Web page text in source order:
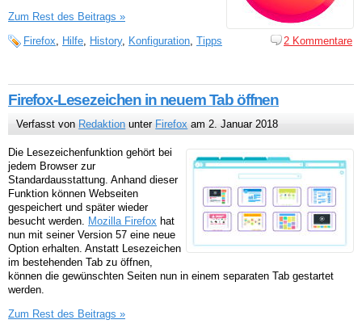
Zum Rest des Beitrags »
Firefox, Hilfe, History, Konfiguration, Tipps 2 Kommentare
Firefox-Lesezeichen in neuem Tab öffnen
Verfasst von Redaktion unter Firefox am 2. Januar 2018
Die Lesezeichenfunktion gehört bei
jedem Browser zur
Standardausstattung. Anhand dieser
Funktion können Webseiten
gespeichert und später wieder
besucht werden. Mozilla Firefox hat
nun mit seiner Version 57 eine neue
Option erhalten. Anstatt Lesezeichen
im bestehenden Tab zu öffnen,
können die gewünschten Seiten nun in einem separaten Tab gestartet
werden.
Zum Rest des Beitrags »